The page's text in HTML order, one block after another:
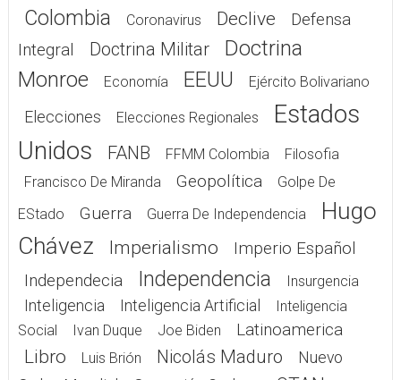
Colombia Coronavirus Declive
Defensa
Integral
Doctrina Militar
Doctrina
Monroe
Economía EEUU Ejército Bolivariano
Elecciones Elecciones Regionales
Estados
Unidos
FANB FFMM Colombia
Filosofia
Francisco De Miranda
Geopolítica
Golpe De
EStado
Guerra Guerra De Independencia
Hugo
Chávez
Imperialismo
Imperio Español
Independecia
Independencia Insurgencia
Inteligencia Inteligencia Artificial
Inteligencia
Social
Ivan Duque Joe Biden Latinoamerica
Libro Luis Brión Nicolás Maduro
Nuevo